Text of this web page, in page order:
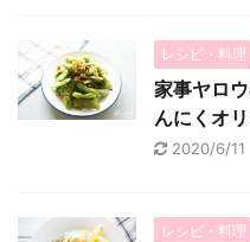
レシピ・料理
家事ヤロ
んにくオ
2020/6/11
レシピ・料理